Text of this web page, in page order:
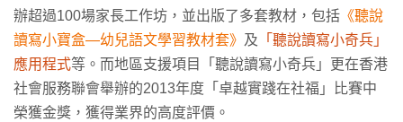
辦超過100場家長工作坊，並出版了多套教材，包括 《聽說
讀寫小寶盒—幼兒語文學習教材套》 及 「聽說讀寫小奇兵」
應用程式等。而地區支援項目「聽說讀寫小奇兵」更在香港
社會服務聯會舉辦的2013年度「卓越實踐在社福」比賽中
榮獲金獎，獲得業界的高度評價。